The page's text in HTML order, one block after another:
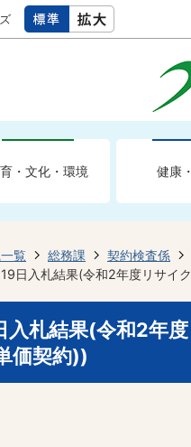
・文化・環境 健康
覧 総務課 契約検査係
日入札結果(令和2年度リサイ
入札結果(令和2年
価契約))